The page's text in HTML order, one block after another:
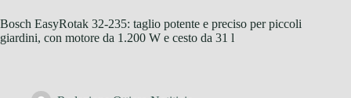
Bosch EasyRotak 32-235: taglio potente e preciso per piccoli
giardini, con motore da 1.200 W e cesto da 31 l